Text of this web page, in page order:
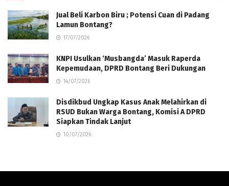
Jual Beli Karbon Biru ; Potensi Cuan di Padang
Lamun Bontang?
17/07/2026
KNPI Usulkan ‘Musbangda’ Masuk Raperda
Kepemudaan, DPRD Bontang Beri Dukungan
14/07/2026
Disdikbud Ungkap Kasus Anak Melahirkan di
RSUD Bukan Warga Bontang, Komisi A DPRD
Siapkan Tindak Lanjut
10/07/2026